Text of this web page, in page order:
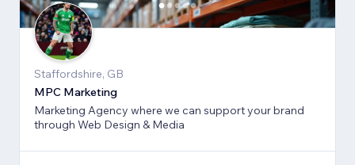
Staffordshire, GB
MPC Marketing
Marketing Agency where we can support your brand
through Web Design & Media